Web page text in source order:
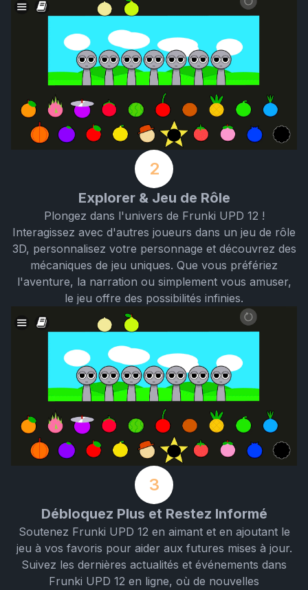
2
Explorer & Jeu de Rôle
Plongez dans l'univers de Frunki UPD 12 !
Interagissez avec d'autres joueurs dans un jeu de rôle
3D, personnalisez votre personnage et découvrez des
mécaniques de jeu uniques. Que vous préfériez
l'aventure, la narration ou simplement vous amuser,
le jeu offre des possibilités infinies.
3
Débloquez Plus et Restez Informé
Soutenez Frunki UPD 12 en aimant et en ajoutant le
jeu à vos favoris pour aider aux futures mises à jour.
Suivez les dernières actualités et événements dans
Frunki UPD 12 en ligne, où de nouvelles